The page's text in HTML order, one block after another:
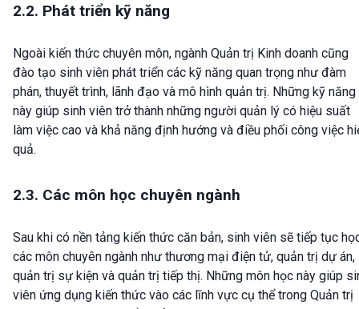
2.2. Phát triển kỹ năng
Ngoài kiến thức chuyên môn, ngành Quản trị Kinh doanh cũng
đào tạo sinh viên phát triển các kỹ năng quan trọng như đàm
phán, thuyết trình, lãnh đạo và mô hình quản trị. Những kỹ năng
này giúp sinh viên trở thành những người quản lý có hiệu suất
làm việc cao và khả năng định hướng và điều phối công việc
quả.
2.3. Các môn học chuyên ngành
Sau khi có nền tảng kiến thức căn bản, sinh viên sẽ tiếp tục
các môn chuyên ngành như thương mại điện tử, quản trị dự án,
quản trị sự kiện và quản trị tiếp thị. Những môn học này giúp
viên ứng dụng kiến thức vào các lĩnh vực cụ thể trong Quản trị